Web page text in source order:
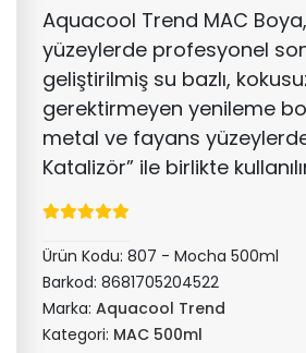
Aquacool Trend MAC
yüzeylerde profesyonel
geliştirilmiş su bazlı,
gerektirmeyen yenileme
metal ve fayans
Katalizör” ile birlikte
Ürün Kodu: 807 - Mocha 500ml
Barkod: 8681705204522
Marka: Aquacool Trend
Kategori: MAC 500ml